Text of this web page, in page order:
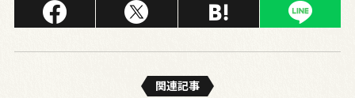
関連記事